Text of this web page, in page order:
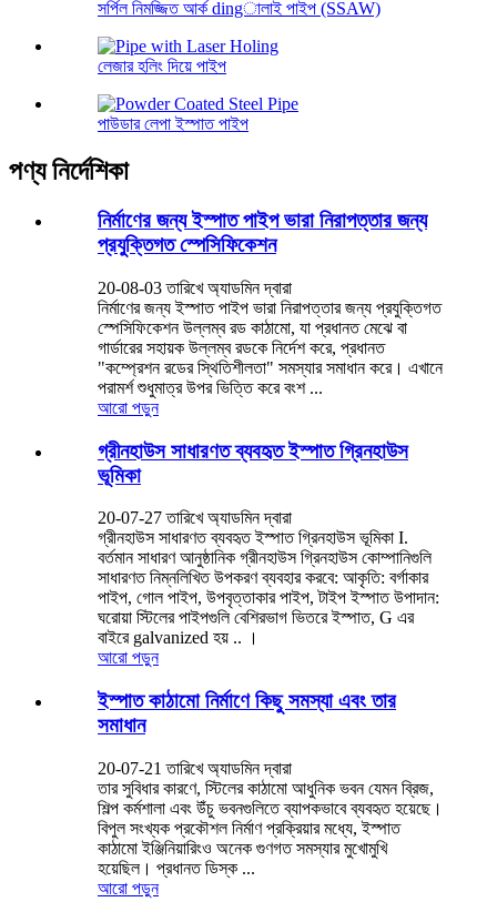
সর্পিল নিমজ্জিত আর্ক dingালাই পাইপ (SSAW)
লেজার হলিং দিয়ে পাইপ
পাউডার লেপা ইস্পাত পাইপ
পণ্য নির্দেশিকা
নির্মাণের জন্য ইস্পাত পাইপ ভারা নিরাপত্তার জন্য
প্রযুক্তিগত স্পেসিফিকেশন
20-08-03 তারিখে অ্যাডমিন দ্বারা
নির্মাণের জন্য ইস্পাত পাইপ ভারা নিরাপত্তার জন্য প্রযুক্তিগত
স্পেসিফিকেশন উল্লম্ব রড কাঠামো, যা প্রধানত মেঝে বা
গার্ডারের সহায়ক উল্লম্ব রডকে নির্দেশ করে, প্রধানত
"কম্প্রেশন রডের স্থিতিশীলতা" সমস্যার সমাধান করে। এখানে
পরামর্শ শুধুমাত্র উপর ভিত্তি করে বংশ ...
আরো পড়ুন
গ্রীনহাউস সাধারণত ব্যবহৃত ইস্পাত গ্রিনহাউস
ভূমিকা
20-07-27 তারিখে অ্যাডমিন দ্বারা
গ্রীনহাউস সাধারণত ব্যবহৃত ইস্পাত গ্রিনহাউস ভূমিকা I.
বর্তমান সাধারণ আনুষ্ঠানিক গ্রীনহাউস গ্রিনহাউস কোম্পানিগুলি
সাধারণত নিম্নলিখিত উপকরণ ব্যবহার করবে: আকৃতি: বর্গাকার
পাইপ, গোল পাইপ, উপবৃত্তাকার পাইপ, টাইপ ইস্পাত উপাদান:
ঘরোয়া স্টিলের পাইপগুলি বেশিরভাগ ভিতরে ইস্পাত, G এর
বাইরে galvanized হয় .. ।
আরো পড়ুন
ইস্পাত কাঠামো নির্মাণে কিছু সমস্যা এবং তার
সমাধান
20-07-21 তারিখে অ্যাডমিন দ্বারা
তার সুবিধার কারণে, স্টিলের কাঠামো আধুনিক ভবন যেমন ব্রিজ,
শিল্প কর্মশালা এবং উঁচু ভবনগুলিতে ব্যাপকভাবে ব্যবহৃত হয়েছে।
বিপুল সংখ্যক প্রকৌশল নির্মাণ প্রক্রিয়ার মধ্যে, ইস্পাত
কাঠামো ইঞ্জিনিয়ারিংও অনেক গুণগত সমস্যার মুখোমুখি
হয়েছিল। প্রধানত ডিস্ক ...
আরো পড়ুন